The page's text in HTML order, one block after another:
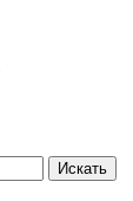
Искать